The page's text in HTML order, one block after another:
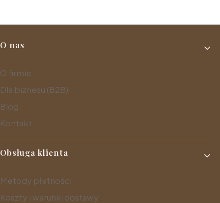
Linki w stopce
O nas
O firmie
Dla biznesu (B2B)
Blog
Kontakt
Obsługa klienta
Metody płatności
Koszty i warunki dostawy